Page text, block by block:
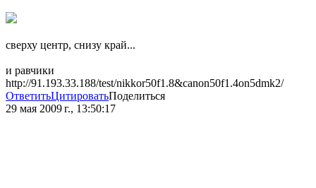
сверху центр, снизу край...
и равчики
http://91.193.33.188/test/nikkor50f1.8&canon50f1.4on5dmk2/
ОтветитьЦитироватьПоделиться
29 мая 2009 г., 13:50:17